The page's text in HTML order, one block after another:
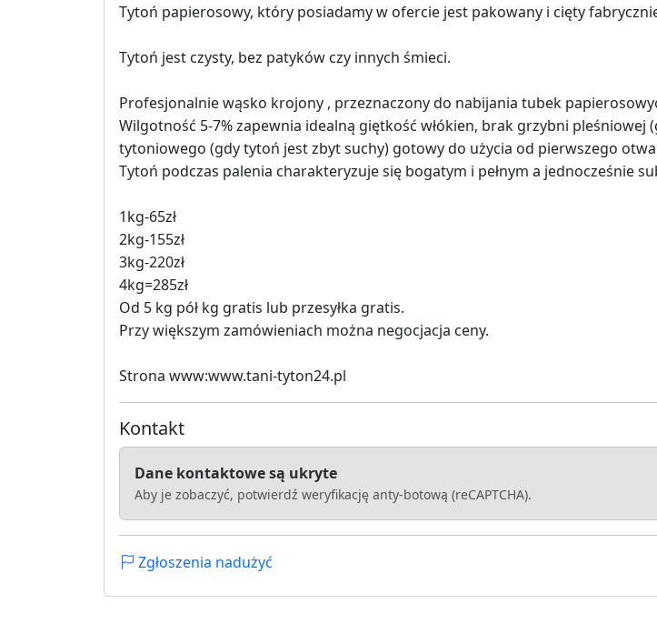
Tytoń papierosowy, który posiadamy w ofercie jest pakowany i cięty
Tytoń jest czysty, bez patyków czy innych śmieci.
Profesjonalnie wąsko krojony , przeznaczony do nabijania tubek
Wilgotność 5-7% zapewnia idealną giętkość włókien, brak grzybni
tytoniowego (gdy tytoń jest zbyt suchy) gotowy do użycia od pierwszego
Tytoń podczas palenia charakteryzuje się bogatym i pełnym a jednocześnie
1kg-65zł
2kg-155zł
3kg-220zł
4kg=285zł
Od 5 kg pół kg gratis lub przesyłka gratis.
Przy większym zamówieniach można negocjacja ceny.
Strona www:www.tani-tyton24.pl
Kontakt
Dane kontaktowe są ukryte
Aby je zobaczyć, potwierdź weryfikację anty-botową (reCAPTCHA).
Zgłoszenia nadużyć